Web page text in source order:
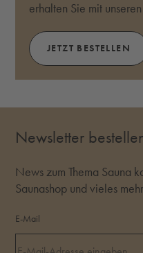
erhalten Sie mit
JETZT BESTELLEN
Newsletter
News zum Thema Sauna
Saunashop und vieles
E-Mail